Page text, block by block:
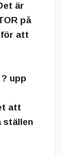
är
på
att
upp
att
ställen